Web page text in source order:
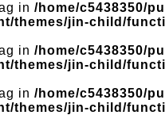
in /home/c5438350/
themes/jin-child/
in /home/c5438350/
themes/jin-child/
in /home/c5438350/
themes/jin-child/